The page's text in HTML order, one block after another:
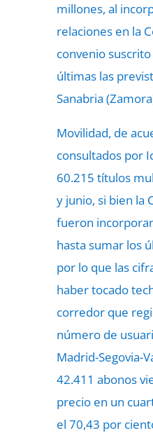
millones, al
relaciones en la
convenio
últimas las
Sanabria
Movilidad, de
consultados por
60.215 títulos
y junio, si bien la
fueron
hasta sumar los
por lo que las
haber tocado
corredor que
número de
Madrid-Segovia-
42.411 abonos
precio en un
el 70,43 por